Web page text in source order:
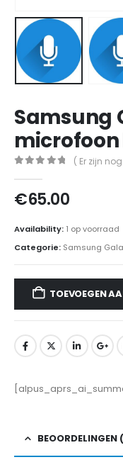
Samsung
( Er zijn
€65.00
Availability: 1 op voorraad
Categorie: Samsung
TOEVOEGEN
BEOORDELINGEN